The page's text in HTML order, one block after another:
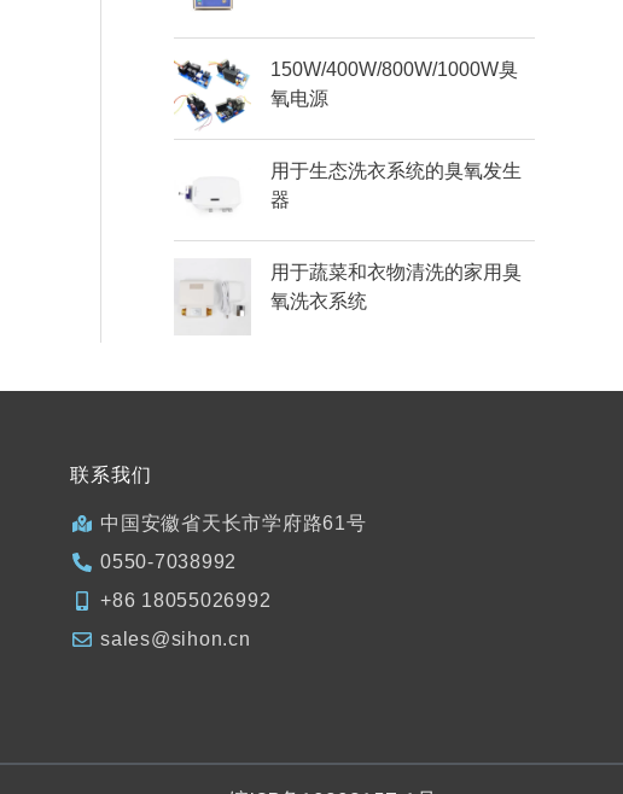
150W/400W/800W/1000W臭
氧电源
用于生态洗衣系统的臭氧发生
器
用于蔬菜和衣物清洗的家用臭
氧洗衣系统
联系我们
中国安徽省天长市学府路61号
0550-7038992
+86 18055026992
sales@sihon.cn